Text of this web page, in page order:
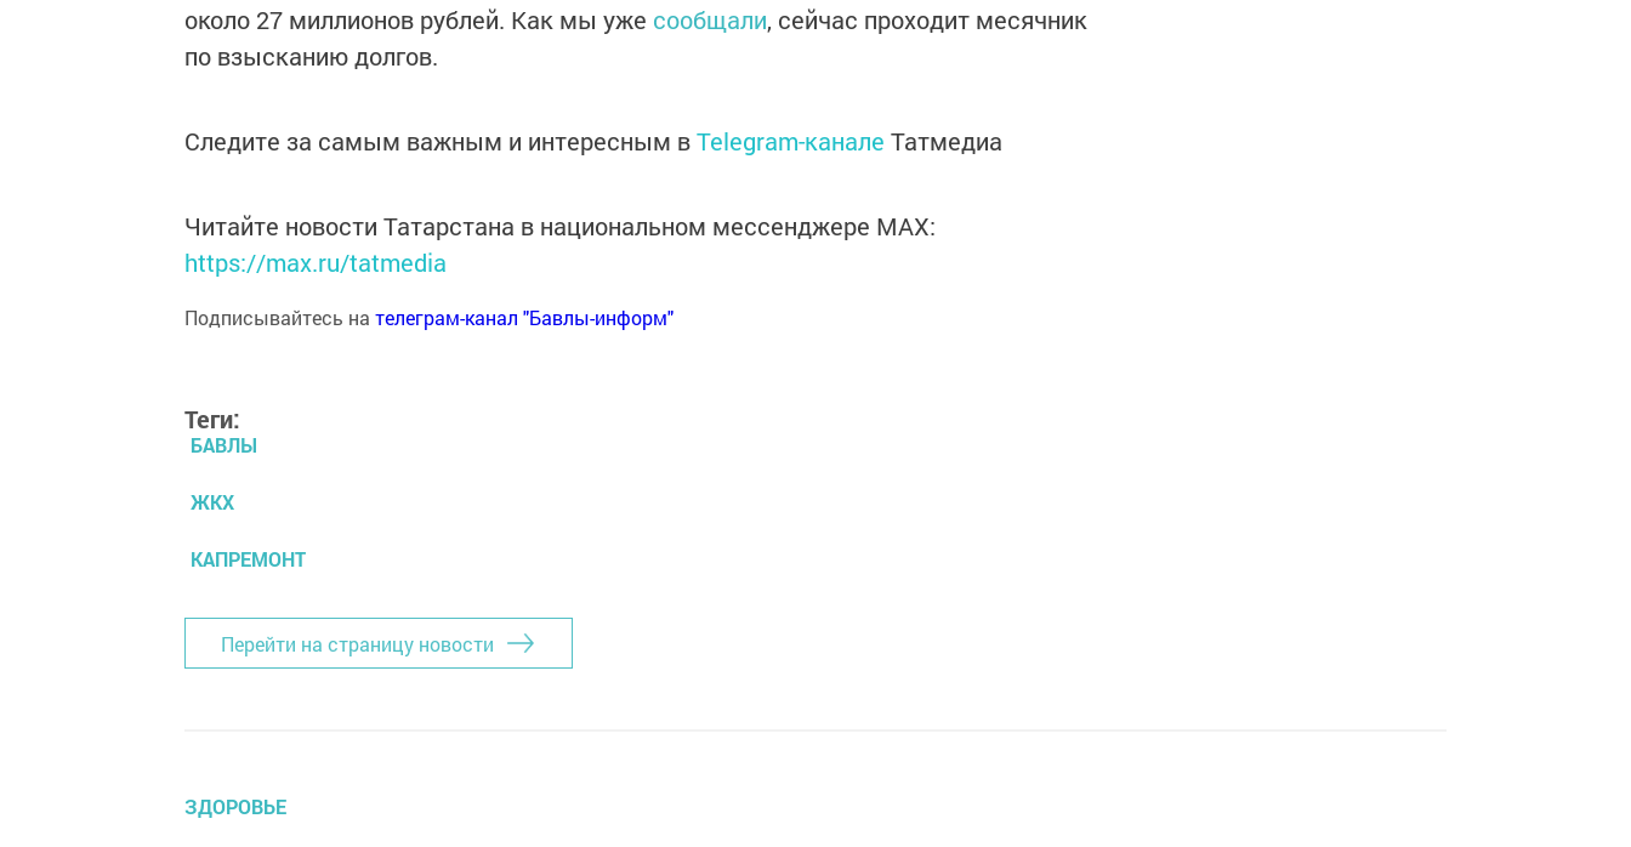
около 27 миллионов рублей. Как мы уже сообщали, сейчас проходит месячник
по взысканию долгов.
Следите за самым важным и интересным вTelegram-канале Татмедиа
Читайте новости Татарстана в национальном мессенджере MАХ:
https://max.ru/tatmedia
Подписывайтесь на телеграм-канал "Бавлы-информ"
Теги:
БАВЛЫ
ЖКХ
КАПРЕМОНТ
Перейти на страницу новости
ЗДОРОВЬЕ